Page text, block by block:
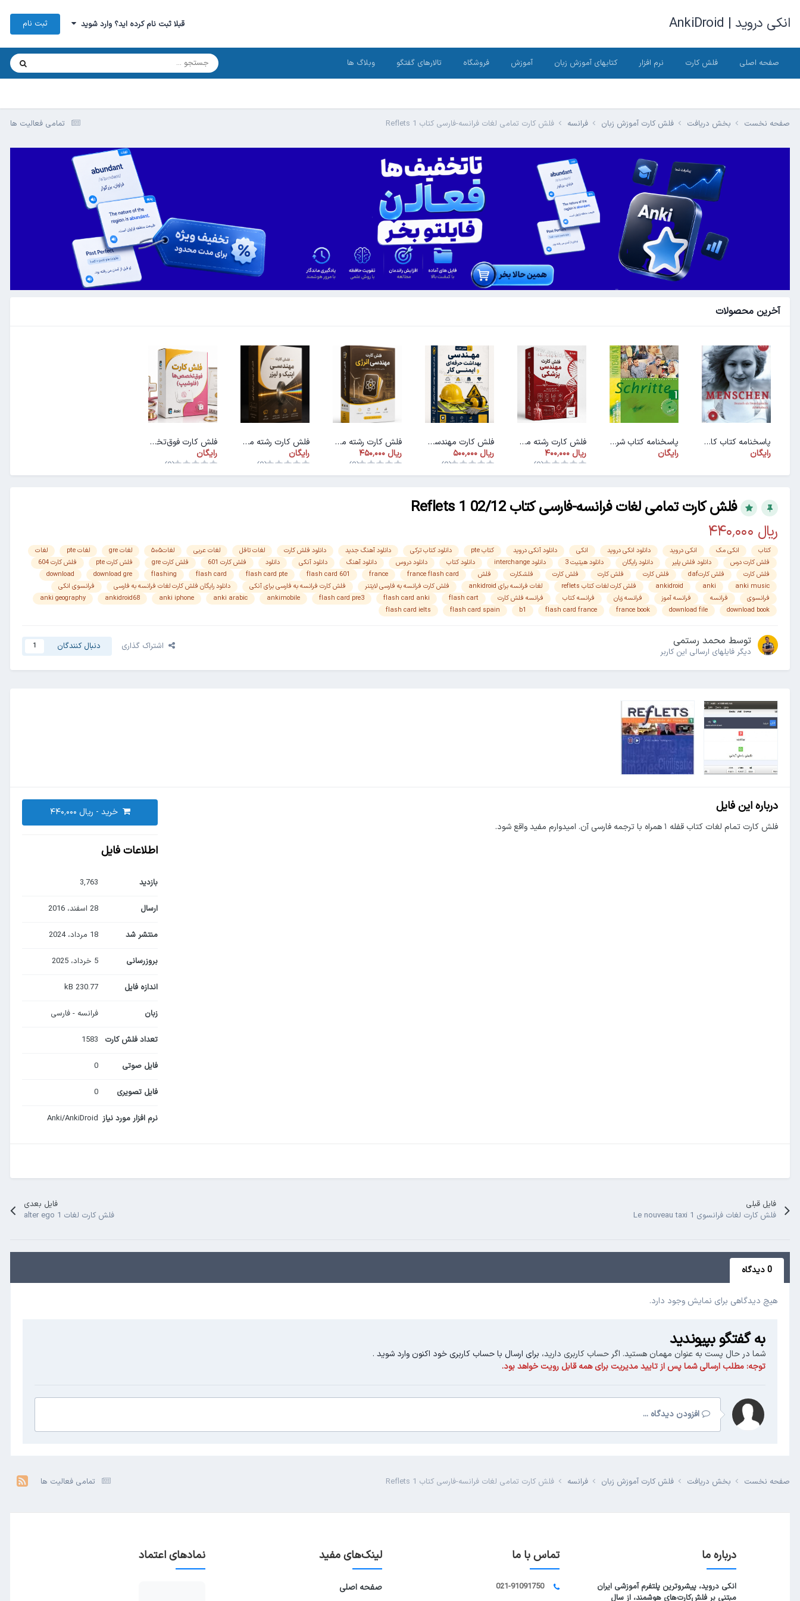
انکی دروید | AnkiDroid قبلا ثبت نام کرده اید؟ وارد شوید ثبت نام
صفحه اصلی فلش کارت نرم افزار کتابهای آموزش زبان آموزش فروشگاه تالارهای گفتگو وبلاگ ها
تمامی فعالیت ها صفحه نخست بخش دریافت فلش کارت آموزش زبان فرانسه فلش کارت تمامی لغات فرانسه-فارسی کتاب Reflets 1
آخرین محصولات
پاسخنامه کتاب کار ArbeitsbuchMenschen A1.1
رایگان
پاسخنامه کتاب شریته ۱ (PDF)
رایگان
فلش کارت رشته مهندسی پزشکی
(0)
فلش کارت مهندسی بهداشت و ایمنی کار
(0)
فلش کارت رشته مهندسی انرژی
(0)
فلش کارت رشته مهندسی اپتیک و لیزر
رایگان
(0)
فلش کارت فوق‌تخصص‌ها (فلوشیپ)
رایگان
(0)
فلش کارت تمامی لغات فرانسه-فارسی کتاب Reflets 1 02/12
کتاب انکی مک انکی دروید دانلود انکی دروید انکی دانلود آنکی دروید کتاب pte دانلود کتاب ترکی دانلود آهنگ جدید دانلود فلش کارت لغات تافل لغات عربی لغات۵۰۵ لغات gre لغات pte
لغات
فلش کارت درس
دانلود فلش پلیر دانلود رایگان دانلود هیتیت 3 دانلود interchange دانلود کتاب دانلود دروس دانلود آهنگ دانلود آنکی دانلود فلش کارت 601 فلش کارت gre فلش کارت pte
فلش کارت 604
فلش کارت
فلش کارتdaf فلش کارت فلش کارت فلش کارت فلشکارت فلش france flash card
france
flash card 601
flash card pte
flash card
flashing
download gre
download
anki music
anki
ankidroid فلش کارت لغات کتاب reflets لغات فرانسه برای ankidroid فلش کارت فرانسه به فارسی لایتنر فلش کارت فرانسه به فارسی برای آنکی دانلود رایگان فلش کارت لغات فرانسه به فارسی
فرانسوی انکی
فرانسوی
فرانسه فرانسه آموز فرانسه زبان فرانسه کتاب فرانسه فلش کارت flash cart
flash card anki
flash card pre3
ankimobile
anki arabic
anki iphone
ankidroid68
anki geography
download book
download file
france book
flash card france
b1
flash card spain
flash card ielts
توسط محمد رستمی
دیگر فایل‎های ارسالی این کاربر اشتراک گذاری دنبال کنندگان 1
درباره این فایل
فلش کارت تمام لغات کتاب قفله ۱ همراه با ترجمه فارسی آن. امیدوارم مفید واقع شود.
خرید -
اطلاعات فایل
بازدید 3,763
ارسال 28 اسفند، 2016
منتشر شد 18 مرداد، 2024
بروزرسانی 5 خرداد، 2025
اندازه فایل 230.77 kB
زبان فرانسه - فارسی
تعداد فلش کارت 1583
فایل صوتی 0
فایل تصویری 0
نرم افزار مورد نیاز Anki/AnkiDroid
فایل قبلی
فلش کارت لغات فرانسوی Le nouveau taxi 1
فایل بعدی
فلش کارت لغات alter ego 1
0 دیدگاه
هیچ دیدگاهی برای نمایش وجود دارد.
به گفتگو بپیوندید
شما در حال پست به عنوان مهمان هستید. اگر حساب کاربری دارید، برای ارسال با حساب کاربری خود اکنون وارد شوید .
توجه:مطلب ارسالی شما پس از تایید مدیریت برای همه قابل رویت خواهد بود.
افزودن دیدگاه ...
تمامی فعالیت ها صفحه نخست بخش دریافت فلش کارت آموزش زبان فرانسه فلش کارت تمامی لغات فرانسه-فارسی کتاب Reflets 1
درباره ما
انکی دروید، پیشروترین پلتفرم آموزشی ایران
مبتنی بر فلش‌کارت‌های هوشمند، از سال
تماس با ما
021-91091750
لینک‌های مفید
صفحه اصلی
نمادهای اعتماد